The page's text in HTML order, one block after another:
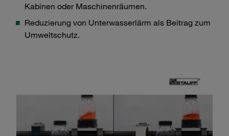
Kabinen oder Maschinenräumen.
Reduzierung von Unterwasserlärm als Beitrag zum
Umweltschutz.